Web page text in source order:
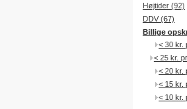
Højtider (92)
DDV (67)
Billige
< 30 kr.
< 25 kr.
< 20 kr.
< 15 kr.
< 10 kr.